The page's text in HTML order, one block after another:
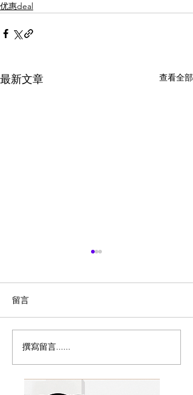
优惠deal
最新文章 查看全部
历史新低！Samsonite 新
秀丽 Winfield 2 全PC
20+28寸 黑色拉杆行李箱2
留言
撰寫留言......